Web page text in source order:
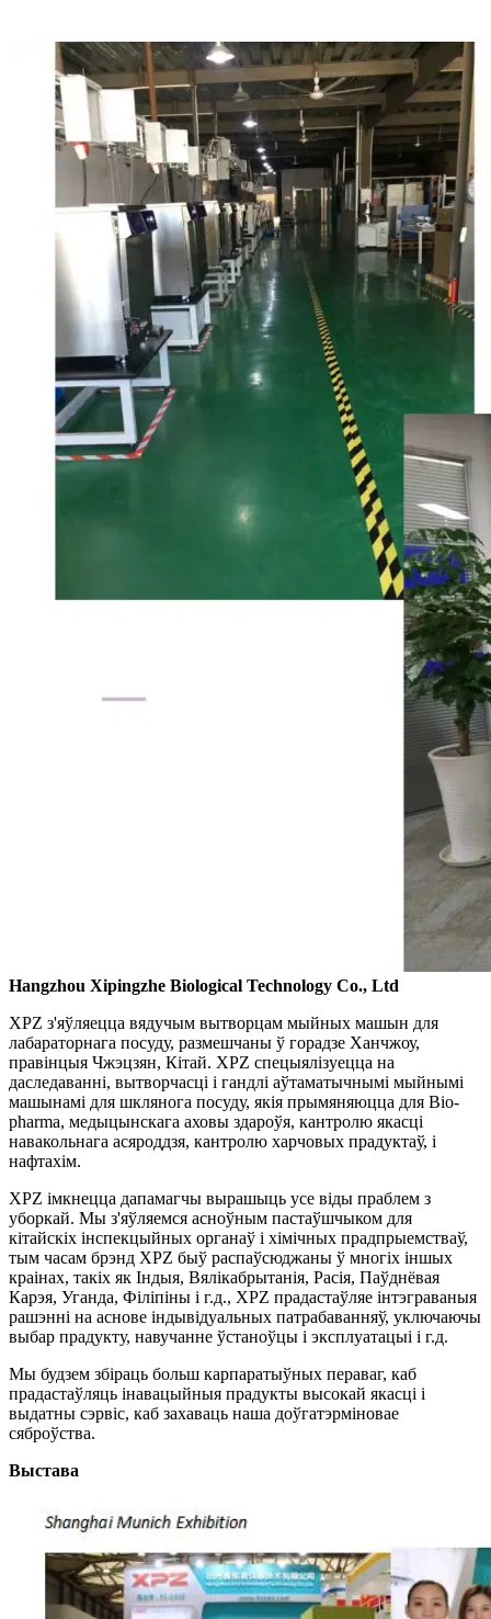
Hangzhou Xipingzhe Biological Technology Co., Ltd
XPZ з'яўляецца вядучым вытворцам мыйных машын для
лабараторнага посуду, размешчаны ў горадзе Ханчжоу,
правінцыя Чжэцзян, Кітай. XPZ спецыялізуецца на
даследаванні, вытворчасці і гандлі аўтаматычнымі мыйнымі
машынамі для шклянога посуду, якія прымяняюцца для Bio-
pharma, медыцынскага аховы здароўя, кантролю якасці
навакольнага асяроддзя, кантролю харчовых прадуктаў, і
нафтахім.
XPZ імкнецца дапамагчы вырашыць усе віды праблем з
уборкай. Мы з'яўляемся асноўным пастаўшчыком для
кітайскіх інспекцыйных органаў і хімічных прадпрыемстваў,
тым часам брэнд XPZ быў распаўсюджаны ў многіх іншых
краінах, такіх як Індыя, Вялікабрытанія, Расія, Паўднёвая
Карэя, Уганда, Філіпіны і г.д., XPZ прадастаўляе інтэграваныя
рашэнні на аснове індывідуальных патрабаванняў, уключаючы
выбар прадукту, навучанне ўстаноўцы і эксплуатацыі і г.д.
Мы будзем збіраць больш карпаратыўных пераваг, каб
прадастаўляць інавацыйныя прадукты высокай якасці і
выдатны сэрвіс, каб захаваць наша доўгатэрміновае
сяброўства.
Выстава